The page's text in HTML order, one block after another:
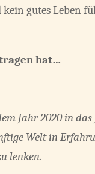
gutes Leben
hat…
Jahr 2020 in das
Welt in
lenken.